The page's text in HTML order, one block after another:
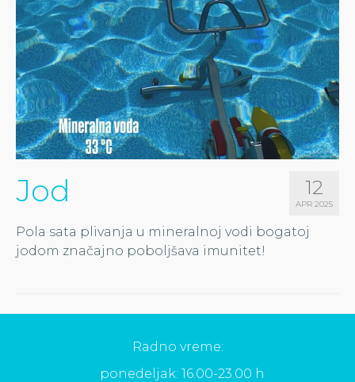
12
APR 2025
Jod
Pola sata plivanja u mineralnoj vodi bogatoj
jodom značajno poboljšava imunitet!
Radno vreme:
ponedeljak: 16.00-23.00 h